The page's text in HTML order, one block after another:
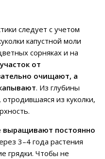
следует с учетом
капустной моли
сорняках и на
участок от
очищают, а
. Из глубины
из куколки,
выращивают постоянно
3–4 года растения
грядки. Чтобы не